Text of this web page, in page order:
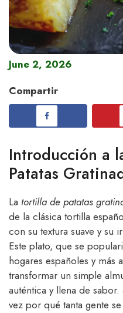
June 2, 2026
Compartir
Introducción a
Patatas
La tortilla de patatas
de la clásica tortilla
con su textura suave y su
Este plato, que se
hogares españoles y más
transformar un simple
auténtica y llena de
vez por qué tanta gente